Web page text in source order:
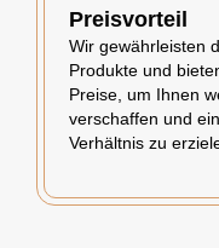
Preisvorteil
Wir gewährleisten
Produkte und
Preise, um Ihnen
verschaffen und
Verhältnis zu